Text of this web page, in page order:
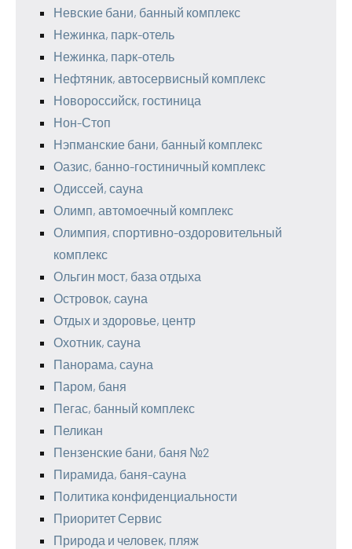
Невские бани, банный комплекс
Нежинка, парк-отель
Нежинка, парк-отель
Нефтяник, автосервисный комплекс
Новороссийск, гостиница
Нон-Стоп
Нэпманские бани, банный комплекс
Оазис, банно-гостиничный комплекс
Одиссей, сауна
Олимп, автомоечный комплекс
Олимпия, спортивно-оздоровительный
комплекс
Ольгин мост, база отдыха
Островок, сауна
Отдых и здоровье, центр
Охотник, сауна
Панорама, сауна
Паром, баня
Пегас, банный комплекс
Пеликан
Пензенские бани, баня №2
Пирамида, баня-сауна
Политика конфиденциальности
Приоритет Сервис
Природа и человек, пляж